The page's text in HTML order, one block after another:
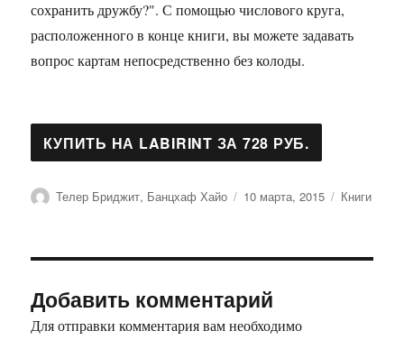
сохранить дружбу?". С помощью числового круга,
расположенного в конце книги, вы можете задавать
вопрос картам непосредственно без колоды.
Автор
Телер Бриджит, Банцхаф Хайо Опубликовано
10 марта, 2015 Рубрики
Книги
Добавить комментарий
Для отправки комментария вам необходимо